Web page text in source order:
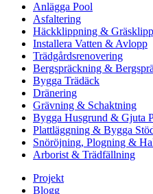
Anlägga Pool
Asfaltering
Häckklippning &
Installera Vatten & Avlopp
Trädgårdsrenovering
Bergspräckning &
Bygga Trädäck
Dränering
Grävning & Schaktning
Bygga Husgrund & Gjuta
Plattläggning & Bygga
Snöröjning, Plogning &
Arborist & Trädfällning
Projekt
Blogg